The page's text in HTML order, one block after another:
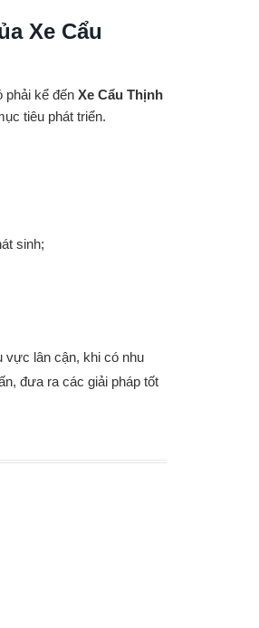
Xe Cẩu
phải kể đến Xe Cẩu Thịnh
tiêu phát triển.
sinh;
vực lân cận, khi có nhu
đưa ra các giải pháp tốt